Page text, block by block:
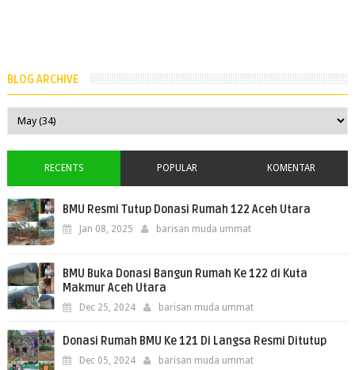
BLOG ARCHIVE
RECENTS POPULAR KOMENTAR
BMU Resmi Tutup Donasi Rumah 122 Aceh Utara
Jan 08, 2025 barisan muda ummat
BMU Buka Donasi Bangun Rumah Ke 122 di Kuta
Makmur Aceh Utara
Dec 25, 2024 barisan muda ummat
Donasi Rumah BMU Ke 121 Di Langsa Resmi Ditutup
Dec 05, 2024 barisan muda ummat